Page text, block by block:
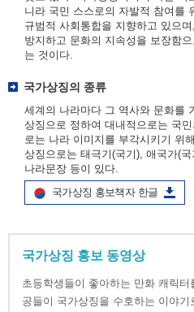
니라 국민 스스로의 자발적 참여를
규범적 사회통합을 지향하고 있으
방지하고 문화의 지속성을 보장함
는 것이다.
국가상징의 종류
세계의 나라마다 그 역사와 문화를
상징으로 정하여 대내적으로는 국
로는 나라 이미지를 부각시키기 위
상징으로는 태극기(국기), 애국가(
나라문장 등이 있다.
국가상징 홍보책자 한글
국가상징 홍보 동영상
초등학생들이 좋아하는 만화 캐릭
공들이 국가상징을 수호하는 이야